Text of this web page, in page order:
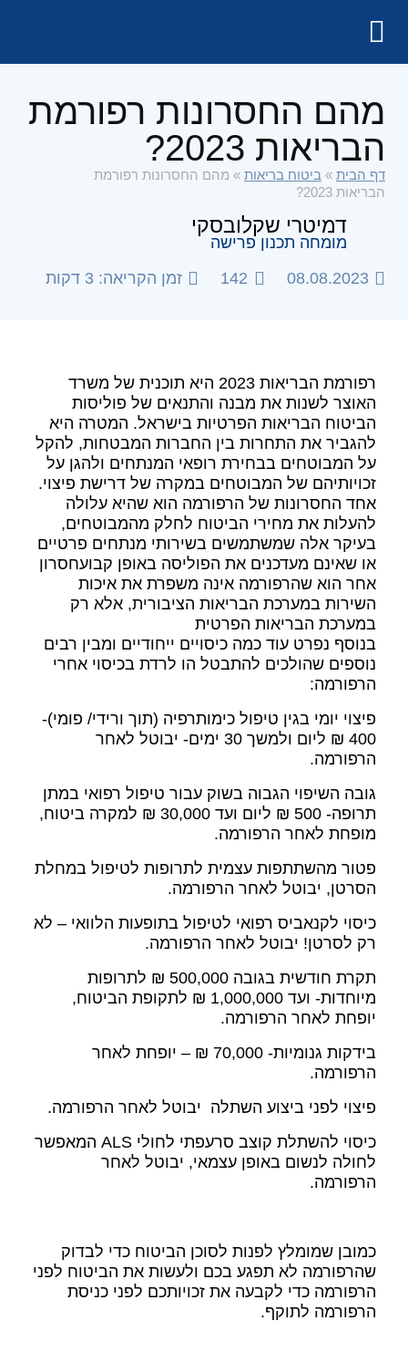
מהם החסרונות רפורמת
הבריאות 2023?
דף הבית » ביטוח בריאות » מהם החסרונות רפורמת
הבריאות 2023?
דמיטרי שקלובסקי
מומחה תכנון פרישה
08.08.2023
142 זמן הקריאה: 3 דקות
רפורמת הבריאות 2023 היא תוכנית של משרד
האוצר לשנות את מבנה והתנאים של פוליסות
הביטוח הבריאות הפרטיות בישראל. המטרה היא
להגביר את התחרות בין החברות המבטחות, להקל
על המבוטחים בבחירת רופאי המנתחים ולהגן על
זכויותיהם של המבוטחים במקרה של דרישת פיצוי.
אחד החסרונות של הרפורמה הוא שהיא עלולה
להעלות את מחירי הביטוח לחלק מהמבוטחים,
בעיקר אלה שמשתמשים בשירותי מנתחים פרטיים
או שאינם מעדכנים את הפוליסה באופן קבועחסרון
אחר הוא שהרפורמה אינה משפרת את איכות
השירות במערכת הבריאות הציבורית, אלא רק
במערכת הבריאות הפרטית
בנוסף נפרט עוד כמה כיסויים ייחודיים ומבין רבים
נוספים שהולכים להתבטל הו לרדת בכיסוי אחרי
הרפורמה:
פיצוי יומי בגין טיפול כימותרפיה (תוך ורידי/ פומי)-
400 ₪ ליום ולמשך 30 ימים- יבוטל לאחר
הרפורמה.
גובה השיפוי הגבוה בשוק עבור טיפול רפואי במתן
תרופה- 500 ₪ ליום ועד 30,000 ₪ למקרה ביטוח,
מופחת לאחר הרפורמה.
פטור מהשתתפות עצמית לתרופות לטיפול במחלת
הסרטן, יבוטל לאחר הרפורמה.
כיסוי לקנאביס רפואי לטיפול בתופעות הלוואי – לא
רק לסרטן! יבוטל לאחר הרפורמה.
תקרת חודשית בגובה 500,000 ₪ לתרופות
מיוחדות- ועד 1,000,000 ₪ לתקופת הביטוח,
יופחת לאחר הרפורמה.
בידקות גנומיות- 70,000 ₪ – יופחת לאחר
הרפורמה.
פיצוי לפני ביצוע השתלה יבוטל לאחר הרפורמה.
כיסוי להשתלת קוצב סרעפתי לחולי ALS המאפשר
לחולה לנשום באופן עצמאי, יבוטל לאחר
הרפורמה.
כמובן שמומלץ לפנות לסוכן הביטוח כדי לבדוק
שהרפורמה לא תפגע בכם ולעשות את הביטוח לפני
הרפורמה כדי לקבעה את זכויותכם לפני כניסת
הרפורמה לתוקף.